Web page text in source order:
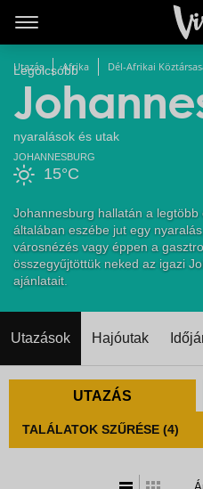
Utazás Afrika Dél-Afrikai
Legolcsóbb
nyaralások és utak
15°C
JOHANNESBURG
Johannesburg hallatán a
általában eszébe jut egy
városnézés vagy éppen a
összegyűjtöttük neked az igazi
ajánlatait.
Utazások Hajóutak
UTAZÁS
TALÁLATOK SZŰRÉSE (4)